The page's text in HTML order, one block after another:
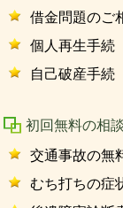
借金問題のご
個人再生手続
自己破産手続
初回無料の相
交通事故の無
むち打ちの症